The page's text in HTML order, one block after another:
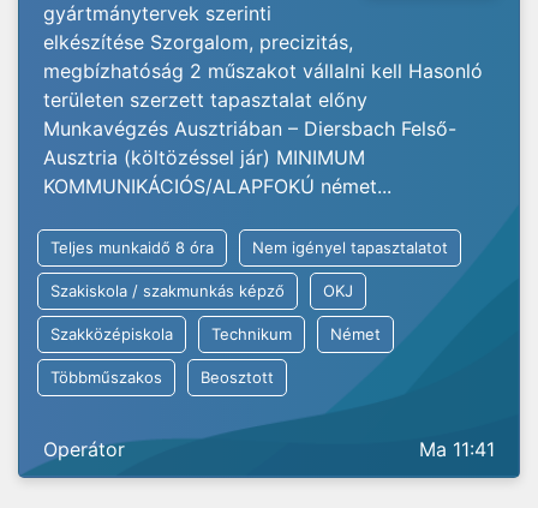
gyártmánytervek szerinti
elkészítése Szorgalom, precizitás,
megbízhatóság 2 műszakot vállalni kell Hasonló
területen szerzett tapasztalat előny
Munkavégzés Ausztriában – Diersbach Felső-
Ausztria (költözéssel jár) MINIMUM
KOMMUNIKÁCIÓS/ALAPFOKÚ német...
Teljes munkaidő 8 óra Nem igényel tapasztalatot
Szakiskola / szakmunkás képző OKJ
Szakközépiskola Technikum Német
Többműszakos Beosztott
Operátor Ma 11:41